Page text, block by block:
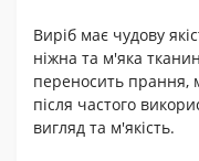
Виріб має чудову
ніжна та м'яка
переносить прання,
після частого
вигляд та м'якість.